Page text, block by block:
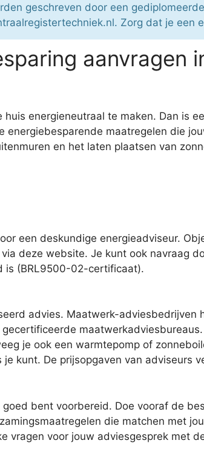
geschreven door een
Zorg dat je een
aanvragen
energieneutraal te maken. Dan is
maatregelen die
en het laten plaatsen van
een deskundige energieadviseur.
deze website. Je kunt ook navraag
is (BRL9500-02-certificaat).
advies. Maatwerk-adviesbedrijven
je ook een warmtepomp of
kunt. De prijsopgaven van adviseurs
bent voorbereid. Doe vooraf de
die matchen met
vragen voor jouw adviesgesprek met